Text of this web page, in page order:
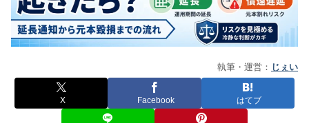
執筆・運営： じぇい
X Facebook はてブ